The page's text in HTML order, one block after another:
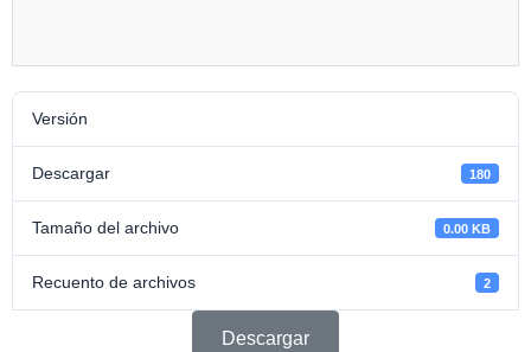
Versión
Descargar 180
Tamaño del archivo 0.00 KB
Recuento de archivos 2
Descargar